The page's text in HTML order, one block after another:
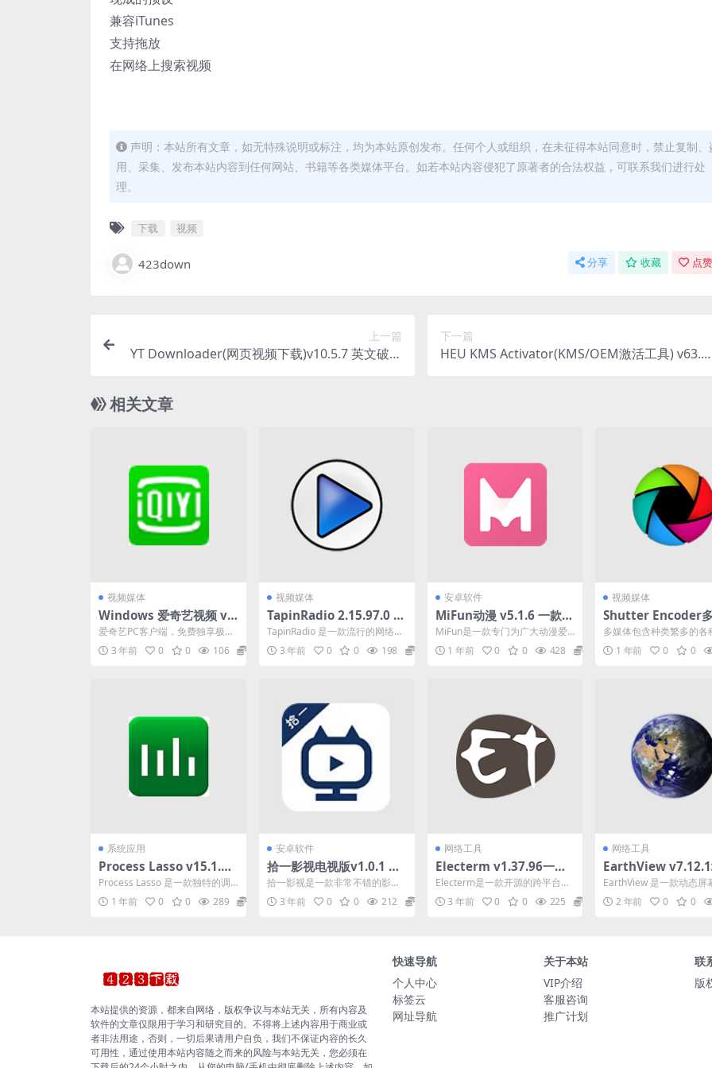
兼容iTunes
支持拖放
在网络上搜索视频
声明：本站所有文章，如无特殊说明或标注，均为本站原创发布。任何个人或组织，在未征得本站同意时，禁止复制、
用、采集、发布本站内容到任何网站、书籍等各类媒体平台。如若本站内容侵犯了原著者的合法权益，可联系我们进行处
理。
下载 视频
423down 分享 收藏 点
上一篇
YT Downloader(网页视频下载)v10.5.7 英文破解
下一篇
HEU KMS Activator(KMS/OEM激活工具) v63.4
相关文章
视频媒体
Windows 爱奇艺视频 v1
0.9.0.7326 去广告绿色版
爱奇艺PC客户端，免费独享极清
HDR画质、蓝光1080P画质，免
费下载4K/10...
3 年前 0 0 106
视频媒体
TapinRadio 2.15.97.0 一
款流行的网络广播软件
TapinRadio 是一款流行的网络广
播软件，它允许用户收听来自世
界各地的数千...
3 年前 0 0 198
安卓软件
MiFun动漫 v5.1.6 一款专
门为广大动漫爱好者打造
的追番神器去广告纯净版
MiFun是一款专门为广大动漫爱
好者打造的追番神器。这里的动
漫资源不仅丰富还非常...
1 年前 0 0 428
视频媒体
Shutter Encoder
转换v18.9免费版
多媒体包含种类繁多的各
格式，每种格式都有其不
征和所谓的“怪癖”。 因...
1 年前 0 0
系统应用
Process Lasso v15.1.1.
3 一款独特的调试进程级
别的系统优化工具
Process Lasso 是一款独特的调
试进程级别的系统优化工具，主
要功能是基...
1 年前 0 0 289
安卓软件
拾一影视电视版v1.0.1 一
款非常不错的影视盒子
拾一影视是一款非常不错的影视
盒子。 无论你想看经典老剧还是
热门新剧，我们都有。 ...
3 年前 0 0 212
网络工具
Electerm v1.37.96一款
开源的跨平台远程终端工
具
Electerm是一款开源的跨平台远
程终端工具，它提供了一个简
洁、直观的界面，方...
3 年前 0 0 225
网络工具
EarthView v7.12.1
动态壁纸便携版
EarthView 是一款动态屏
程序，您能够查看地球、
或地图的高清壁...
2 年前 0 0
本站提供的资源，都来自网络，版权争议与本站无关，所有内容及
软件的文章仅限用于学习和研究目的。不得将上述内容用于商业或
者非法用途，否则，一切后果请用户自负，我们不保证内容的长久
可用性，通过使用本站内容随之而来的风险与本站无关，您必须在
快速导航
个人中心
标签云
网址导航
关于本站
VIP介绍
客服咨询
推广计划
联
版